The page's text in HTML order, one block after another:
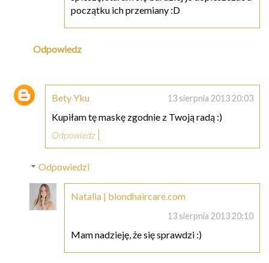
początku ich przemiany :D
Odpowiedz
Bety Yku 13 sierpnia 2013 20:03
Kupiłam tę maskę zgodnie z Twoją radą :)
Odpowiedz
Odpowiedzi
Natalia | blondhaircare.com
13 sierpnia 2013 20:10
Mam nadzieję, że się sprawdzi :)